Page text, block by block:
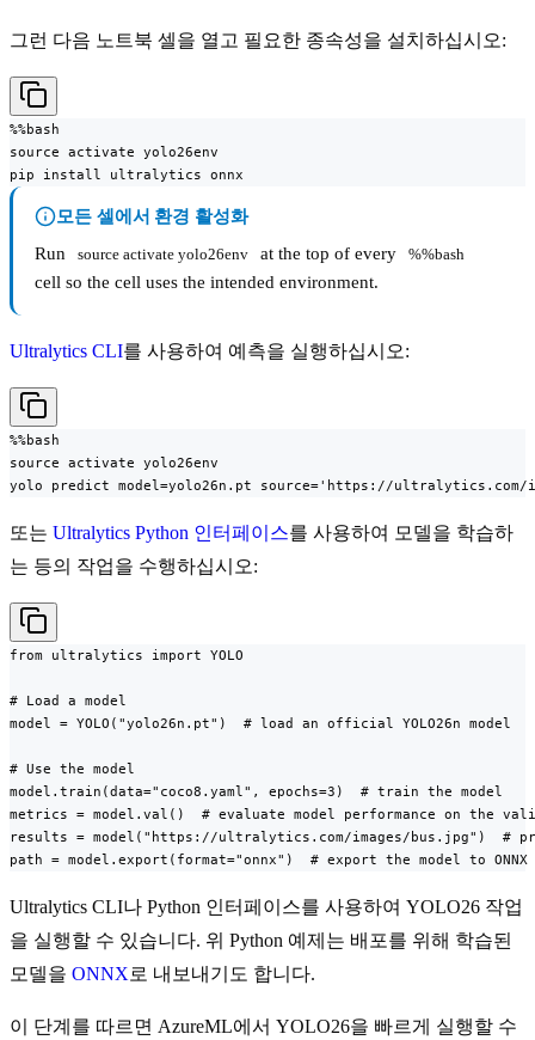
그런 다음 노트북 셀을 열고 필요한 종속성을 설치하십시오:
%%bash
source activate yolo26env
pip install ultralytics onnx
모든 셀에서 환경 활성화
Run
source activate yolo26env at the top of every %%bash
cell so the cell uses the intended environment.
Ultralytics CLI를 사용하여 예측을 실행하십시오:
%%bash
source activate yolo26env
yolo predict model=yolo26n.pt source='https://ultralytics.com/
또는 Ultralytics Python 인터페이스를 사용하여 모델을 학습하
는 등의 작업을 수행하십시오:
from ultralytics import YOLO
# Load a model
model = YOLO("yolo26n.pt")  # load an official YOLO26n model
# Use the model
model.train(data="coco8.yaml", epochs=3)  # train the model
metrics = model.val()  # evaluate model performance on the
results = model("https://ultralytics.com/images/bus.jpg")  #
path = model.export(format="onnx")  # export the model to ONNX
Ultralytics CLI나 Python 인터페이스를 사용하여 YOLO26 작업
을 실행할 수 있습니다. 위 Python 예제는 배포를 위해 학습된
모델을 ONNX로 내보내기도 합니다.
이 단계를 따르면 AzureML에서 YOLO26을 빠르게 실행할 수